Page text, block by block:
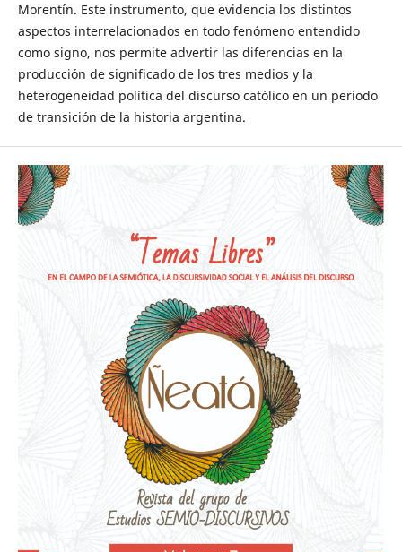
Morentín. Este instrumento, que evidencia los distintos
aspectos interrelacionados en todo fenómeno entendido
como signo, nos permite advertir las diferencias en la
producción de significado de los tres medios y la
heterogeneidad política del discurso católico en un período
de transición de la historia argentina.